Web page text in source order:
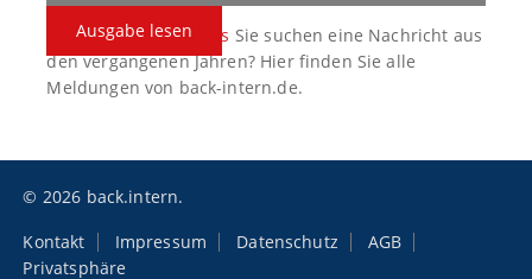
Ausgabe lesen
back.intern. Top-News Sie suchen eine Nachricht aus
den vergangenen Jahren? Hier finden Sie alle
Meldungen von back-intern.de.
© 2026 back.intern.
Kontakt
Impressum Datenschutz
AGB
Privatsphäre